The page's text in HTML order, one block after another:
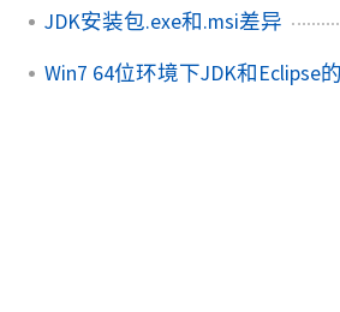
JDK安装包.exe和.msi差异